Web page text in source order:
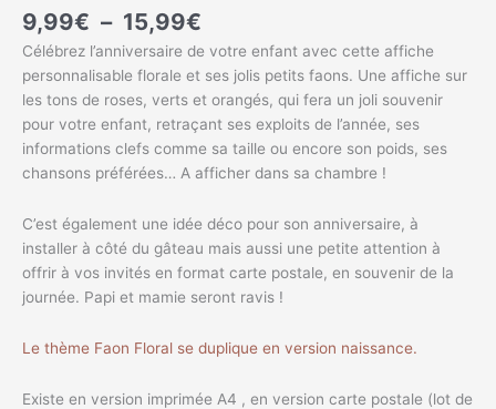
sur 5
basé sur
notation
9,99€ – 15,99€
Célébrez l’anniversaire de votre enfant avec cette affiche
personnalisable florale et ses jolis petits faons. Une affiche sur
les tons de roses, verts et orangés, qui fera un joli souvenir
pour votre enfant, retraçant ses exploits de l’année, ses
informations clefs comme sa taille ou encore son poids, ses
chansons préférées… A afficher dans sa chambre !
C’est également une idée déco pour son anniversaire, à
installer à côté du gâteau mais aussi une petite attention à
offrir à vos invités en format carte postale, en souvenir de la
journée. Papi et mamie seront ravis !
Le thème Faon Floral se duplique en version naissance.
Existe en version imprimée A4 , en version carte postale (lot de